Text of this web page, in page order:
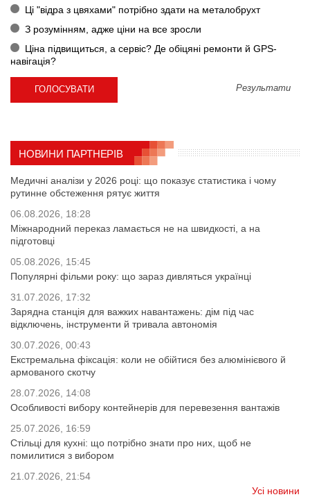
Ці "відра з цвяхами" потрібно здати на металобрухт
З розумінням, адже ціни на все зросли
Ціна підвищиться, а сервіс? Де обіцяні ремонти й GPS-
навігація?
Результати
НОВИНИ ПАРТНЕРІВ
Медичні аналізи у 2026 році: що показує статистика і чому
рутинне обстеження рятує життя
06.08.2026, 18:28
Міжнародний переказ ламається не на швидкості, а на
підготовці
05.08.2026, 15:45
Популярні фільми року: що зараз дивляться українці
31.07.2026, 17:32
Зарядна станція для важких навантажень: дім під час
відключень, інструменти й тривала автономія
30.07.2026, 00:43
Екстремальна фіксація: коли не обійтися без алюмінієвого й
армованого скотчу
28.07.2026, 14:08
Особливості вибору контейнерів для перевезення вантажів
25.07.2026, 16:59
Стільці для кухні: що потрібно знати про них, щоб не
помилитися з вибором
21.07.2026, 21:54
Усі новини